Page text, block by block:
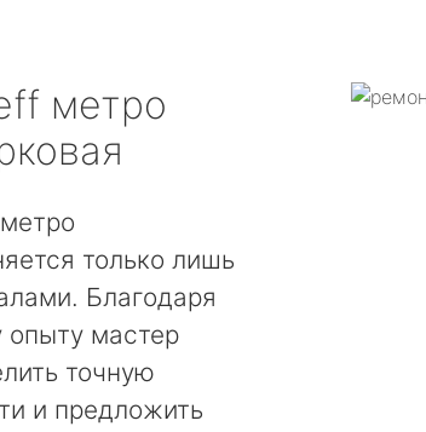
метро
только лишь
Благодаря
опыту мастер
точную
и предложить